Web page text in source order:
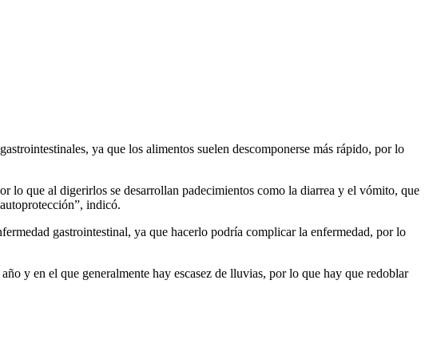
ya que los alimentos suelen descomponerse más rápido, por lo
lo que al digerirlos se desarrollan padecimientos como la diarrea y el vómito, que
indicó.
gastrointestinal, ya que hacerlo podría complicar la enfermedad, por lo
y en el que generalmente hay escasez de lluvias, por lo que hay que redoblar